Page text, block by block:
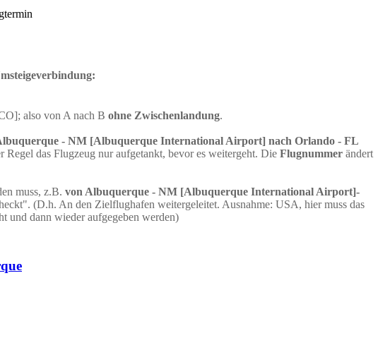
also von A nach B ohne Zwischenlandung.
- NM [Albuquerque International Airport] nach Orlando - FL
das Flugzeug nur aufgetankt, bevor es weitergeht. Die Flugnummerändert
muss, z.B. von Albuquerque - NM [Albuquerque International Airport]-
(D.h. An den Zielflughafen weitergeleitet. Ausnahme: USA, hier muss das
und dann wieder aufgegeben werden)